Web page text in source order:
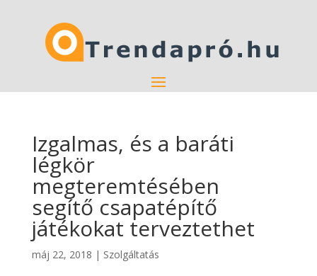
Izgalmas, és a baráti
légkör
megteremtésében
segítő csapatépítő
játékokat terveztethet
máj 22, 2018 | Szolgáltatás